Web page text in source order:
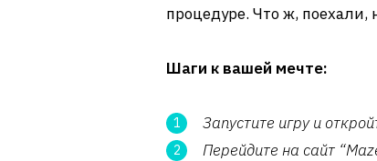
процедуре. Что ж,
Шаги к вашей мечте:
Запустите игру и
Перейдите на сайт